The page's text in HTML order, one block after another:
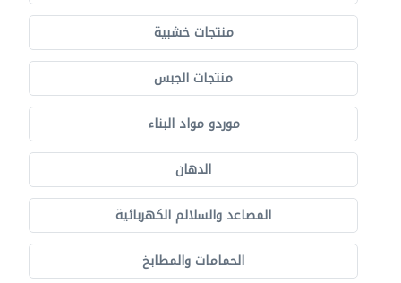
منتجات خشبية
منتجات الجبس
موردو مواد البناء
الدهان
المصاعد والسلالم الكهربائية
الحمامات والمطابخ